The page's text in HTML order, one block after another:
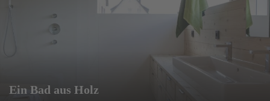
Ein Bad aus Holz